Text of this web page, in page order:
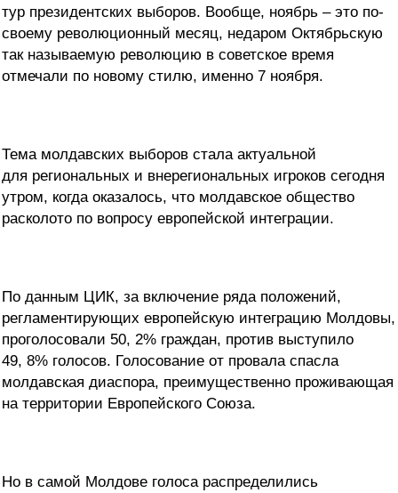
тур президентских выборов. Вообще, ноябрь – это по-
своему революционный месяц, недаром Октябрьскую
так называемую революцию в советское время
отмечали по новому стилю, именно 7 ноября.
Тема молдавских выборов стала актуальной
для региональных и внерегиональных игроков сегодня
утром, когда оказалось, что молдавское общество
расколото по вопросу европейской интеграции.
По данным ЦИК, за включение ряда положений,
регламентирующих европейскую интеграцию Молдовы,
проголосовали 50, 2% граждан, против выступило
49, 8% голосов. Голосование от провала спасла
молдавская диаспора, преимущественно проживающая
на территории Европейского Союза.
Но в самой Молдове голоса распределились